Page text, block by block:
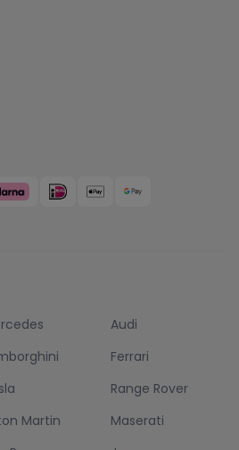
Audi
Ferrari
Range Rover
Martin
Maserati